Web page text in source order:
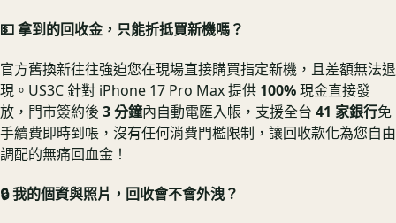
💵 拿到的回收金，只能折抵買新機嗎？
官方舊換新往往強迫您在現場直接購買指定新機，且差額無法退
現。US3C 針對 iPhone 17 Pro Max 提供 100%現金直接發
放，門市簽約後 3 分鐘內自動電匯入帳，支援全台 41 家銀行免
手續費即時到帳，沒有任何消費門檻限制，讓回收款化為您自由
調配的無痛回血金！
🔒 我的個資與照片，回收會不會外洩？